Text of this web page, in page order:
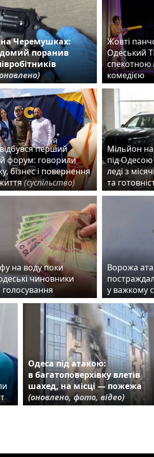
на Черемушках:
поранив
Жовті
Одеський
спекотною
комедією
перший
форум: говорили
бізнес і повернення
(суспільство)
Мільйон
під Одесою
леді з
та
на воду поки
чиновники
Ворожа
у важкому
Одеса під атакою:
в багатоповерхівку влетів
шахед, на місці — пожежа
(оновлено, фото, відео)